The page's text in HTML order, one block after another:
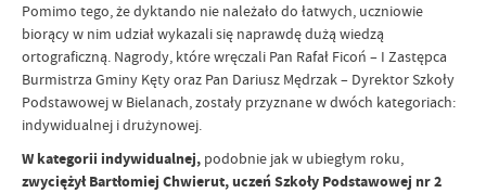
Pomimo tego, że dyktando nie należało do łatwych, uczniowie
biorący w nim udział wykazali się naprawdę dużą wiedzą
ortograficzną. Nagrody, które wręczali Pan Rafał Ficoń – I Zastępca
Burmistrza Gminy Kęty oraz Pan Dariusz Mędrzak – Dyrektor Szkoły
Podstawowej w Bielanach, zostały przyznane w dwóch kategoriach:
indywidualnej i drużynowej.
W kategorii indywidualnej, podobnie jak w ubiegłym roku,
zwyciężył Bartłomiej Chwierut, uczeń Szkoły Podstawowej nr 2